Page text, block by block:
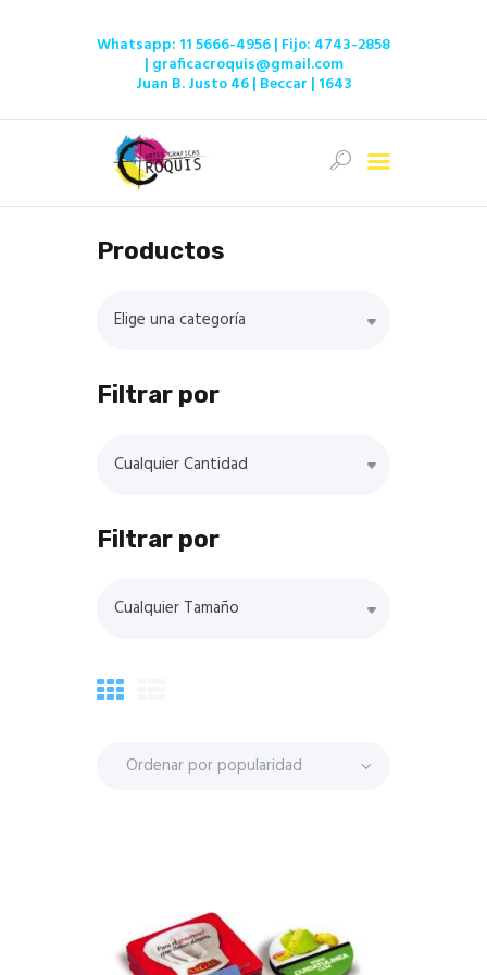
Whatsapp: 11 5666-4956| Fijo: 4743-2858
| graficacroquis@gmail.com
Juan B. Justo 46 | Beccar | 1643
Inicio
Ofertas
Tienda
Servicios
Contacto
Productos
Elige una categoría
Filtrar por
Cualquier Cantidad
Filtrar por
Cualquier Tamaño